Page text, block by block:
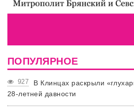
ПОПУЛЯРНОЕ
927
В Клинцах раскрыли
28-летней давности